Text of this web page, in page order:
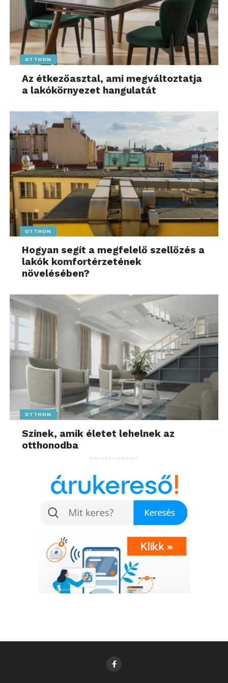
OTTHON
Az étkezőasztal, ami megváltoztatja
a lakókörnyezet hangulatát
OTTHON
Hogyan segít a megfelelő szellőzés a
lakók komfortérzetének
növelésében?
OTTHON
Színek, amik életet lehelnek az
otthonodba
ADVERTISEMENT